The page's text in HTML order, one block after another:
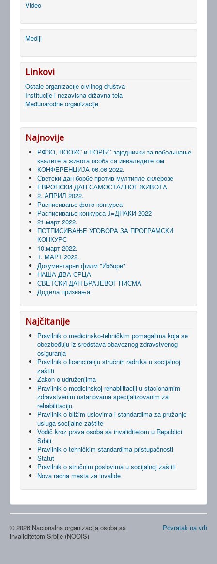
Video
Mediji
Linkovi
Ostale organizacije civilnog društva
Institucije i nezavisna državna tela
Međunarodne organizacije
Najnovije
РФЗО, НООИС и НОРБС заједнички за побољшање
квалитета живота особа са инвалидитетом
КОНФЕРЕНЦИЈА 06.06.2022.
Светски дан борбе против мултипле склерозе
ЕВРОПСКИ ДАН САМОСТАЛНОГ ЖИВОТА
2. АПРИЛ 2022.
Расписивање фото конкурса
Расписивање конкурса Ј=ДНАКИ 2022
21.март 2022.
ПОТПИСИВАЊЕ УГОВОРА ЗА ПРОГРАМСКИ
КОНКУРС
10.март 2022.
1. МАРТ 2022.
Документарни филм "Избори"
НАША ДВА СРЦА
СВЕТСКИ ДАН БРАЈЕВОГ ПИСМА
Додела признања
Najčitanije
Pravilnik o medicinsko-tehničkim pomagalima koja se
obezbeđuju iz sredstava obaveznog zdravstvenog
osiguranja
Pravilnik o licenciranju stručnih radnika u socijalnoj
zaštiti
Zakon o udruženjima
Pravilnik o medicinskoj rehabilitaciji u stacionarnim
zdravstvenim ustanovama specijalizovanim za
rehabilitaciju
Pravilnik o bližim uslovima i standardima za pružanje
usluga socijalne zaštite
Vodič kroz prava osoba sa invaliditetom u Republici
Srbiji
Pravilnik o tehničkim standardima pristupačnosti
Statut
Pravilnik o stručnim poslovima u socijalnoj zaštiti
Nova radna mesta za invalide
Povratak na vrh
© 2026 Nacionalna organizacija osoba sa
invaliditetom Srbije (NOOIS)